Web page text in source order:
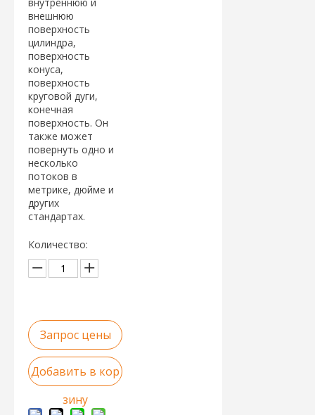
внешнюю
поверхность
цилиндра,
поверхность
конуса,
поверхность
круговой дуги,
конечная
поверхность. Он
также может
повернуть одно и
несколько
потоков в
метрике, дюйме и
других
стандартах.
Количество:
Запрос цены
Добавить в кор
зину